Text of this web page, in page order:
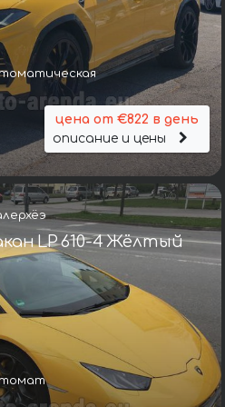
цена от €822 в день
описание и цены
LP 610-4 Жёлтый